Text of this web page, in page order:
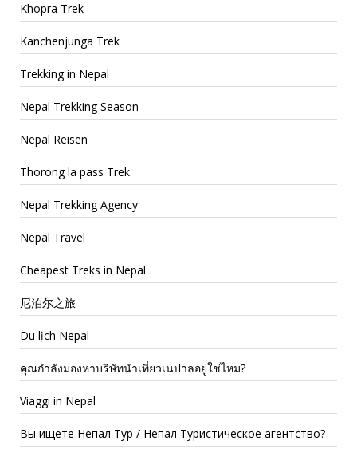
Khopra Trek
Kanchenjunga Trek
Trekking in Nepal
Nepal Trekking Season
Nepal Reisen
Thorong la pass Trek
Nepal Trekking Agency
Nepal Travel
Cheapest Treks in Nepal
尼泊尔之旅
Du lịch Nepal
คุณกำลังมองหาบริษัทนำเที่ยวเนปาลอยู่ใช่ไหม?
Viaggi in Nepal
Вы ищете Непал Тур / Непал Туристическое агентство?